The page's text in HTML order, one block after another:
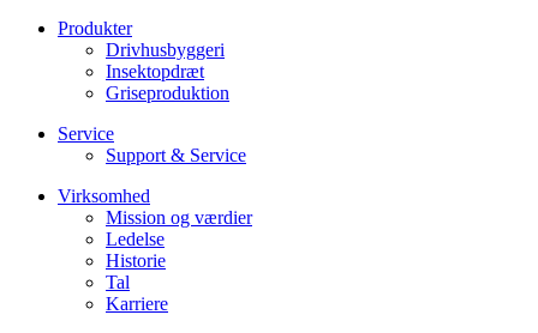
Produkter
Drivhusbyggeri
Insektopdræt
Griseproduktion
Service
Support & Service
Virksomhed
Mission og værdier
Ledelse
Historie
Tal
Karriere